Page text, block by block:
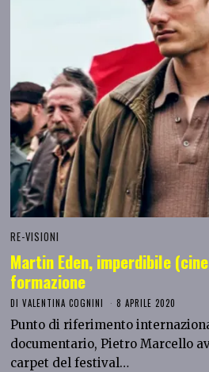
RE-VISIONI
Martin Eden, imperdibile
formazione
DIVALENTINA COGNINI 8 APRILE 2020
Punto di riferimento
documentario, Pietro Marcello
carpet del festival…